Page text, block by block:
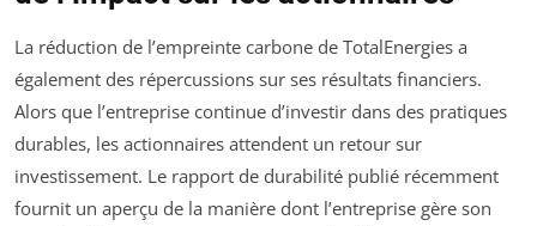
La réduction de l’empreinte carbone de TotalEnergies a
également des répercussions sur ses résultats financiers.
Alors que l’entreprise continue d’investir dans des pratiques
durables, les actionnaires attendent un retour sur
investissement. Le rapport de durabilité publié récemment
fournit un aperçu de la manière dont l’entreprise gère son